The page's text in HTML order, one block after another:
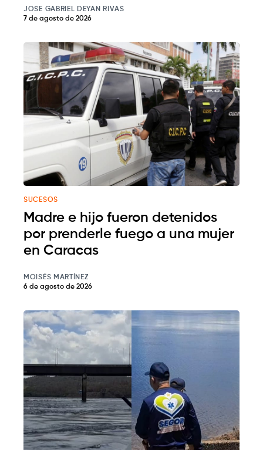
JOSE GABRIEL DEYAN RIVAS
7 de agosto de 2026
SUCESOS
Madre e hijo fueron detenidos
por prenderle fuego a una mujer
en Caracas
MOISÉS MARTÍNEZ
6 de agosto de 2026